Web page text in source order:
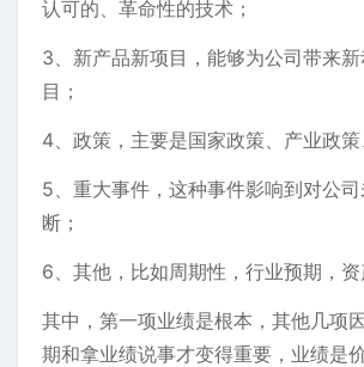
认可的、革命性的技术；
3、新产品新项目，能够为公司带来
目；
4、政策，主要是国家政策、产业政策
5、重大事件，这种事件影响到对公
断；
6、其他，比如周期性，行业预期，资
其中，第一项业绩是根本，其他几项
期和拿业绩说事才变得重要，业绩是